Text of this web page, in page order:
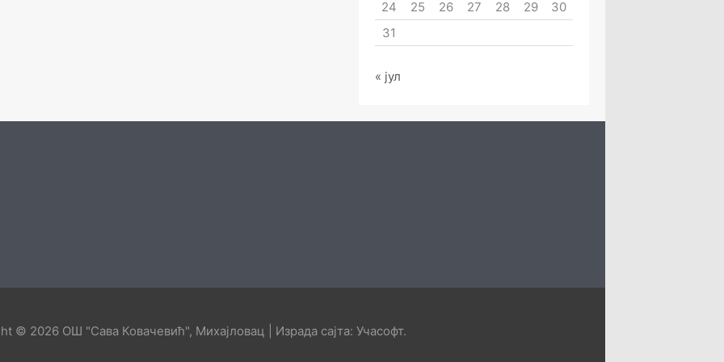
24
25 26 27 28 29
30
31
« јул
© 2026 ОШ "Сава Ковачевић", Михајловац | Израда сајта: Учасофт.